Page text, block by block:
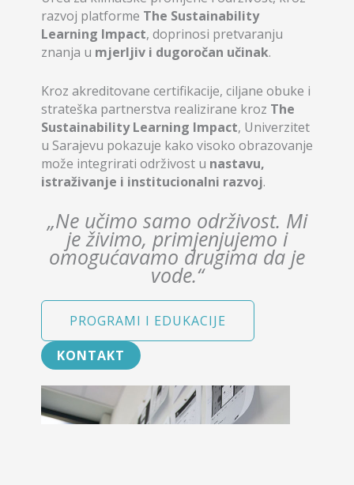
razvoj platforme The Sustainability
Learning Impact, doprinosi pretvaranju
znanja u mjerljiv i dugoročan učinak.
Kroz akreditovane certifikacije, ciljane obuke i
strateška partnerstva realizirane kroz The
Sustainability Learning Impact, Univerzitet
u Sarajevu pokazuje kako visoko obrazovanje
može integrirati održivost u nastavu,
istraživanje i institucionalni razvoj.
„Ne učimo samo održivost. Mi
je živimo, primjenjujemo i
omogućavamo drugima da je
vode.“
PROGRAMI I EDUKACIJE
KONTAKT